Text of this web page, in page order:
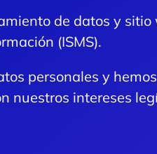
de datos y
(ISMS).
personales y
nuestros intereses